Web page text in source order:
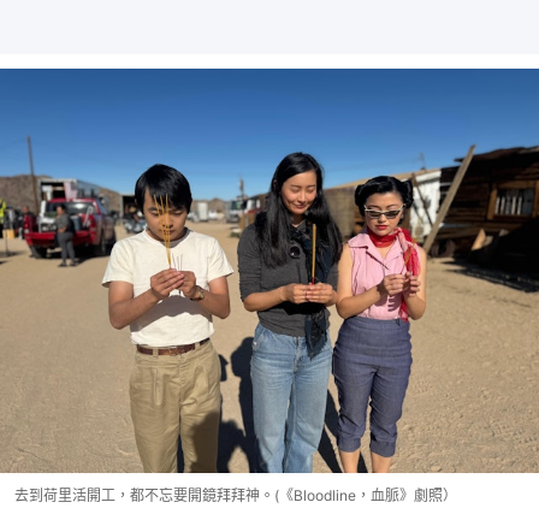
去到荷里活開工，都不忘要開鏡拜拜神。(《Bloodline，血脈》劇照）